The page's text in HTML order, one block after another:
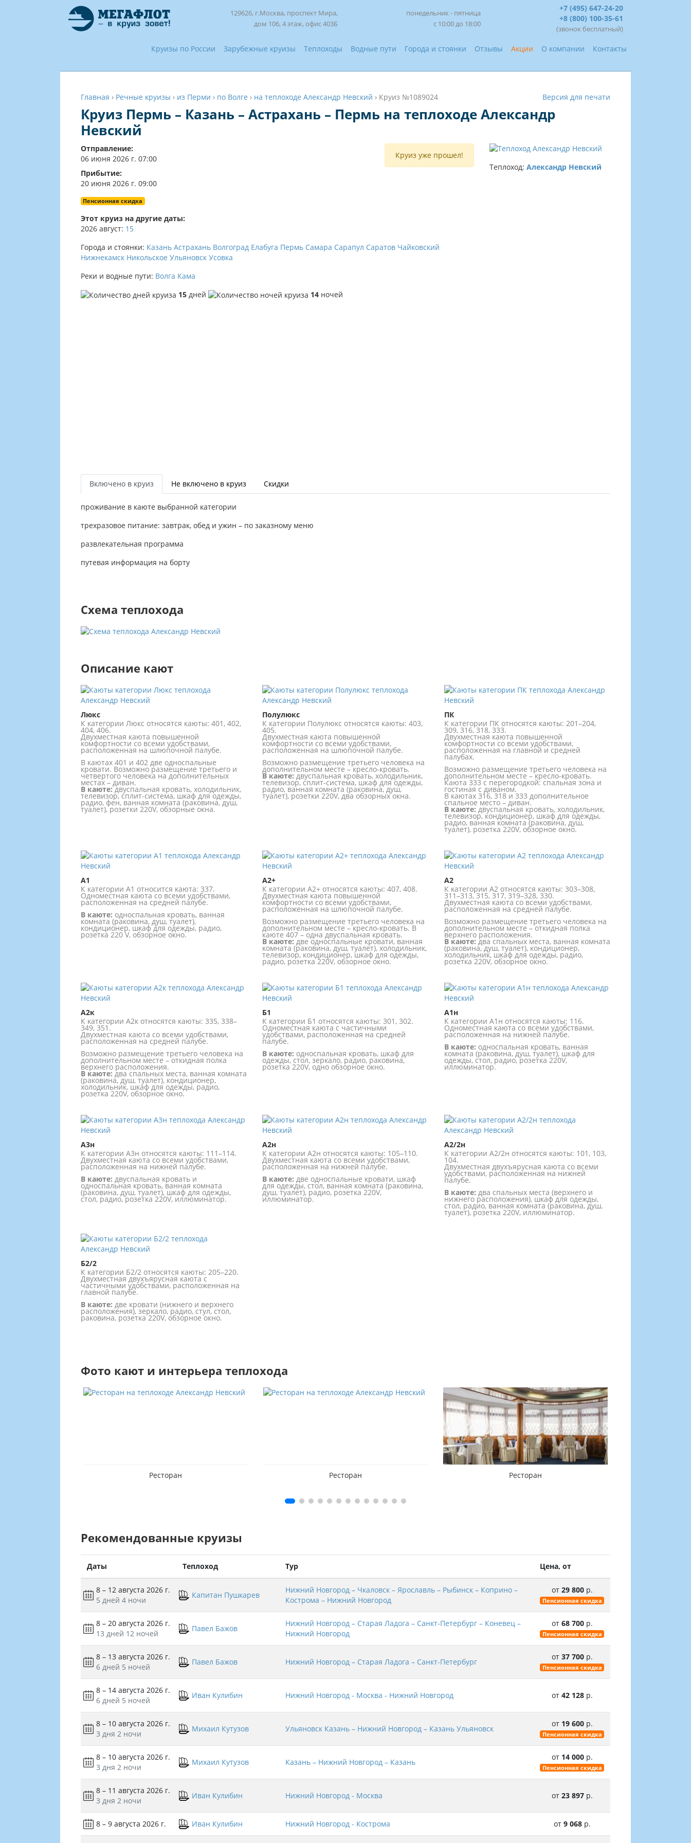
129626, г.Москва, проспект Мира,
дом 106, 4 этаж, офис 403Б
понедельник - пятница
с 10:00 до 18:00
+7 (495) 647-24-20
+8 (800) 100-35-61
(звонок бесплатный)
Круизы по России Зарубежные круизы Теплоходы Водные пути Города и стоянки Отзывы Акции О компании Контакты
Версия для печати
Главная › Речные круизы › из Перми › по Волге › на теплоходе Александр Невский › Круиз №1089024
Круиз Пермь – Казань – Астрахань – Пермь на теплоходе Александр
Невский
Отправление:
06 июня 2026 г. 07:00
Прибытие:
20 июня 2026 г. 09:00
Пенсионная скидка
Круиз уже прошел!
Этот круиз на другие даты:
2026 август: 15
Города и стоянки: Казань Астрахань Волгоград Елабуга Пермь Самара Сарапул Саратов Чайковский
Нижнекамск Никольское Ульяновск Усовка
Реки и водные пути: Волга Кама
15 дней 14 ночей
Теплоход: Александр Невский
Включено в круиз Не включено в круиз Скидки
проживание в каюте выбранной категории
трехразовое питание: завтрак, обед и ужин – по заказному меню
развлекательная программа
путевая информация на борту
Схема теплохода
Описание кают
Люкс
К категории Люкс относятся каюты: 401, 402,
404, 406.
Двухместная каюта повышенной
комфортности со всеми удобствами,
расположенная на шлюпочной палубе.
В каютах 401 и 402 две односпальные
кровати. Возможно размещение третьего и
четвертого человека на дополнительных
местах – диван.
В каюте:двуспальная кровать, холодильник,
телевизор, сплит-система, шкаф для одежды,
радио, фен, ванная комната (раковина, душ,
туалет), розетки 220V, обзорные окна.
Полулюкс
К категории Полулюкс относятся каюты: 403,
405.
Двухместная каюта повышенной
комфортности со всеми удобствами,
расположенная на шлюпочной палубе.
Возможно размещение третьего человека на
дополнительном месте – кресло-кровать.
В каюте: двуспальная кровать, холодильник,
телевизор, сплит-система, шкаф для одежды,
радио, ванная комната (раковина, душ,
туалет), розетки 220V, два обзорных окна.
ПК
К категории ПК относятся каюты: 201–204,
309, 316, 318, 333.
Двухместная каюта повышенной
комфортности со всеми удобствами,
расположенная на главной и средней
палубах.
Возможно размещение третьего человека на
дополнительном месте – кресло-кровать.
Каюта 333 с перегородкой: спальная зона и
гостиная с диваном.
В каютах 316, 318 и 333 дополнительное
спальное место – диван.
В каюте: двуспальная кровать, холодильник,
телевизор, кондиционер, шкаф для одежды,
радио, ванная комната (раковина, душ,
туалет), розетка 220V, обзорное окно.
А1
К категории А1 относится каюта: 337.
Одноместная каюта со всеми удобствами,
расположенная на средней палубе.
В каюте: односпальная кровать, ванная
комната (раковина, душ, туалет),
кондиционер, шкаф для одежды, радио,
розетка 220 V, обзорное окно.
А2+
К категории А2+ относятся каюты: 407, 408.
Двухместная каюта повышенной
комфортности со всеми удобствами,
расположенная на шлюпочной палубе.
Возможно размещение третьего человека на
дополнительном месте – кресло-кровать. В
каюте 407 – одна двуспальная кровать.
В каюте: две односпальные кровати, ванная
комната (раковина, душ, туалет), холодильник,
телевизор, кондиционер, шкаф для одежды,
радио, розетка 220V, обзорное окно.
А2
К категории А2 относятся каюты: 303–308,
311–313, 315, 317, 319–328, 330.
Двухместная каюта со всеми удобствами,
расположенная на средней палубе.
Возможно размещение третьего человека на
дополнительном месте – откидная полка
верхнего расположения.
В каюте: два спальных места, ванная комната
(раковина, душ, туалет), кондиционер,
холодильник, шкаф для одежды, радио,
розетка 220V, обзорное окно.
А2к
К категории А2к относятся каюты: 335, 338–
349, 351.
Двухместная каюта со всеми удобствами,
расположенная на средней палубе.
Возможно размещение третьего человека на
дополнительном месте – откидная полка
верхнего расположения.
В каюте: два спальных места, ванная комната
(раковина, душ, туалет), кондиционер,
холодильник, шкаф для одежды, радио,
розетка 220V, обзорное окно.
Б1
К категории Б1 относятся каюты: 301, 302.
Одноместная каюта с частичными
удобствами, расположенная на средней
палубе.
В каюте: односпальная кровать, шкаф для
одежды, стол, зеркало, радио, раковина,
розетка 220V, одно обзорное окно.
А1н
К категории А1н относятся каюты: 116.
Одноместная каюта со всеми удобствами,
расположенная на нижней палубе.
В каюте: односпальная кровать, ванная
комната (раковина, душ, туалет), шкаф для
одежды, стол, радио, розетка 220V,
иллюминатор.
А3н
К категории А3н относятся каюты: 111–114.
Двухместная каюта со всеми удобствами,
расположенная на нижней палубе.
В каюте: двуспальная кровать и
односпальная кровать, ванная комната
(раковина, душ, туалет), шкаф для одежды,
стол, радио, розетка 220V, иллюминатор.
А2н
К категории А2н относятся каюты: 105–110.
Двухместная каюта со всеми удобствами,
расположенная на нижней палубе.
В каюте: две односпальные кровати, шкаф
для одежды, стол, ванная комната (раковина,
душ, туалет), радио, розетка 220V,
иллюминатор.
А2/2н
К категории А2/2н относятся каюты: 101, 103,
104.
Двухместная двухъярусная каюта со всеми
удобствами, расположенная на нижней
палубе.
В каюте: два спальных места (верхнего и
нижнего расположения), шкаф для одежды,
стол, радио, ванная комната (раковина, душ,
туалет), розетка 220V, иллюминатор.
Б2/2
К категории Б2/2 относятся каюты: 205–220.
Двухместная двухъярусная каюта с
частичными удобствами, расположенная на
главной палубе.
В каюте: две кровати (нижнего и верхнего
расположения), зеркало, радио, стул, стол,
раковина, розетка 220V, обзорное окно.
Фото кают и интерьера теплохода
Ресторан Ресторан Ресторан
Рекомендованные круизы
Даты Теплоход Тур Цена, от
8 – 12 августа 2026 г.
5 дней 4 ночи
Капитан Пушкарев
Нижний Новгород – Чкаловск – Ярославль – Рыбинск – Коприно –
Кострома – Нижний Новгород
от 29 800р.
Пенсионная скидка
8 – 20 августа 2026 г.
13 дней 12 ночей
Павел Бажов
Нижний Новгород – Старая Ладога – Санкт-Петербург – Коневец –
Нижний Новгород
от 68 700р.
Пенсионная скидка
8 – 13 августа 2026 г.
6 дней 5 ночей
Павел Бажов Нижний Новгород – Старая Ладога – Санкт-Петербург
от 37 700р.
Пенсионная скидка
8 – 14 августа 2026 г.
6 дней 5 ночей
Иван Кулибин Нижний Новгород - Москва - Нижний Новгород от 42 128р.
8 – 10 августа 2026 г.
3 дня 2 ночи
Михаил Кутузов Ульяновск Казань – Нижний Новгород – Казань Ульяновск
от 19 600р.
Пенсионная скидка
8 – 10 августа 2026 г.
3 дня 2 ночи
Михаил Кутузов Казань – Нижний Новгород – Казань
от 14 000р.
Пенсионная скидка
8 – 11 августа 2026 г.
3 дня 2 ночи
Иван Кулибин Нижний Новгород - Москва от 23 897р.
8 – 9 августа 2026 г. Иван Кулибин Нижний Новгород - Кострома от 9 068р.